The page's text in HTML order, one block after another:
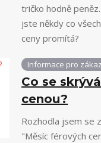
tričko hodně
jste někdy co
ceny promítá?
Informace pro
Co se
cenou?
Rozhodla jsem se
"Měsíc férových